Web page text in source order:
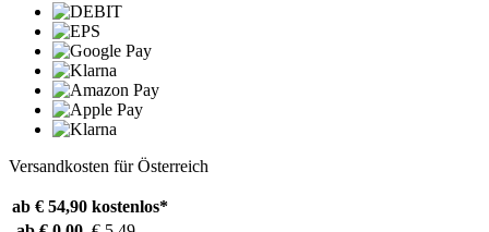
Versandkosten für Österreich
ab € 54,90 kostenlos*